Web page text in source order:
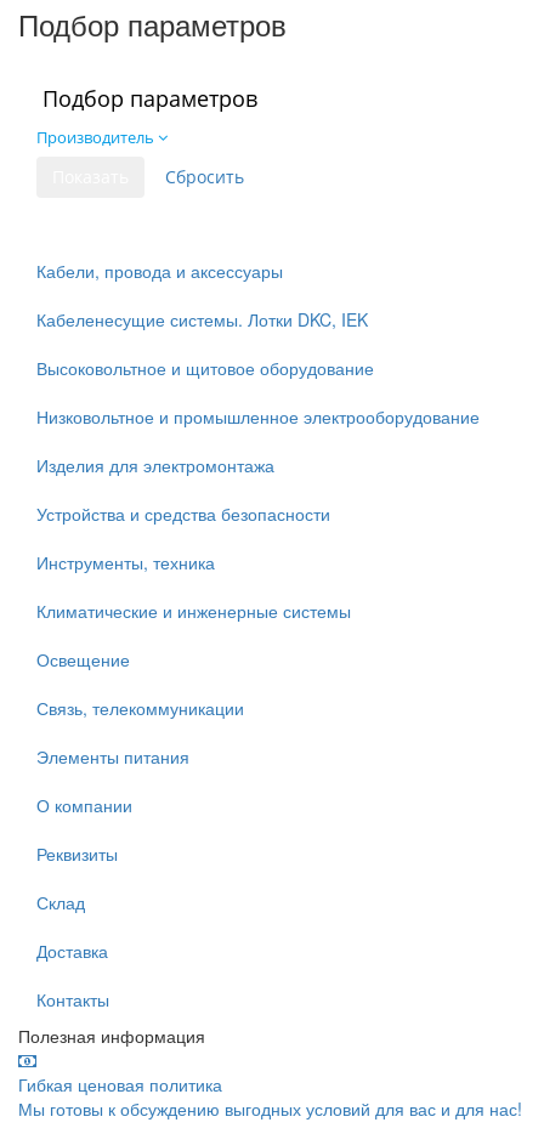
Подбор параметров
Подбор параметров
Производитель
Кабели, провода и аксессуары
Кабеленесущие системы. Лотки DKC, IEK
Высоковольтное и щитовое оборудование
Низковольтное и промышленное электрооборудование
Изделия для электромонтажа
Устройства и средства безопасности
Инструменты, техника
Климатические и инженерные системы
Освещение
Связь, телекоммуникации
Элементы питания
О компании
Реквизиты
Склад
Доставка
Контакты
Полезная информация
Гибкая ценовая политика
Мы готовы к обсуждению выгодных условий для вас и для нас!